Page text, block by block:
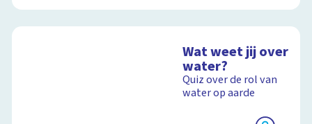
Wat weet jij over
water?
Quiz over de rol van
water op aarde